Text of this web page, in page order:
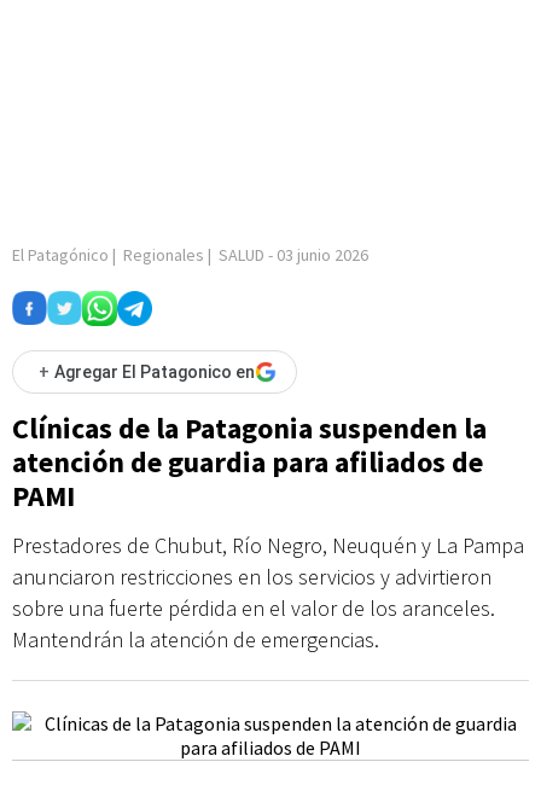
El Patagónico | Regionales | SALUD - 03 junio 2026
+ Agregar El Patagonico en
Clínicas de la Patagonia suspenden la
atención de guardia para afiliados de
PAMI
Prestadores de Chubut, Río Negro, Neuquén y La Pampa
anunciaron restricciones en los servicios y advirtieron
sobre una fuerte pérdida en el valor de los aranceles.
Mantendrán la atención de emergencias.